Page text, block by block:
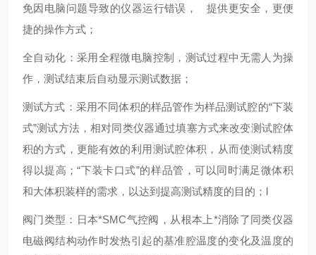
免因电脑问题导致的仪器运行错误， 提供更安全，更便
捷的操作方式；
全自动化：采用全程微电脑控制，测试过程中无需人为操
作，测试结束后自动显示测试数据；
测试方式：采用不同体积的样品管作为样品测试腔的“下装
式”测试方法，相对同类仪器通过填塞方式来改变测试腔体
积的方式，更能有效的利用测试腔体积，从而使测试精度
得以提高；“下装卡口式”的样品管，可以同时满足微体积
和大体积装样的需求，以达到提高测试精度的目的；l
阀门类型：日本*SMC气控阀，从根本上*消除了同类仪器
电磁阀结构动作时发热引起的基准腔温度的变化及温度的